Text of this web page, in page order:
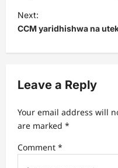
s
t
v
g
t
Next:
CCM yaridhishwa na
Leave a Reply
Your email address will
are marked *
Comment *